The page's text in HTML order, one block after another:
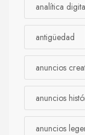
analítica
antigüedad
anuncios
anuncios
anuncios